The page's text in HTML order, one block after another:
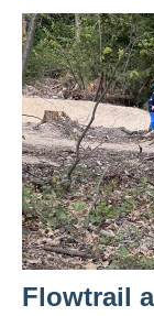
Flowtrail